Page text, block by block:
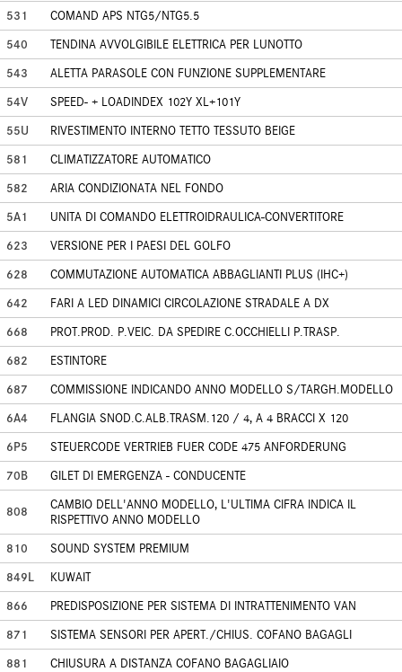
531
COMAND APS NTG5/NTG5.5
540
TENDINA AVVOLGIBILE ELETTRICA PER LUNOTTO
543
ALETTA PARASOLE CON FUNZIONE SUPPLEMENTARE
54V
SPEED- + LOADINDEX 102Y XL+101Y
55U
RIVESTIMENTO INTERNO TETTO TESSUTO BEIGE
581
CLIMATIZZATORE AUTOMATICO
582
ARIA CONDIZIONATA NEL FONDO
5A1
UNITA DI COMANDO ELETTROIDRAULICA-CONVERTITORE
623
VERSIONE PER I PAESI DEL GOLFO
628
COMMUTAZIONE AUTOMATICA ABBAGLIANTI PLUS (IHC+)
642
FARI A LED DINAMICI CIRCOLAZIONE STRADALE A DX
668
PROT.PROD. P.VEIC. DA SPEDIRE C.OCCHIELLI P.TRASP.
682
ESTINTORE
687
COMMISSIONE INDICANDO ANNO MODELLO S/TARGH.MODELLO
6A4
FLANGIA SNOD.C.ALB.TRASM.120 / 4, A 4 BRACCI X 120
6P5
STEUERCODE VERTRIEB FUER CODE 475 ANFORDERUNG
70B
GILET DI EMERGENZA - CONDUCENTE
808
CAMBIO DELL'ANNO MODELLO, L'ULTIMA CIFRA INDICA IL
RISPETTIVO ANNO MODELLO
810
SOUND SYSTEM PREMIUM
849L
KUWAIT
866
PREDISPOSIZIONE PER SISTEMA DI INTRATTENIMENTO VAN
871
SISTEMA SENSORI PER APERT./CHIUS. COFANO BAGAGLI
881
CHIUSURA A DISTANZA COFANO BAGAGLIAIO